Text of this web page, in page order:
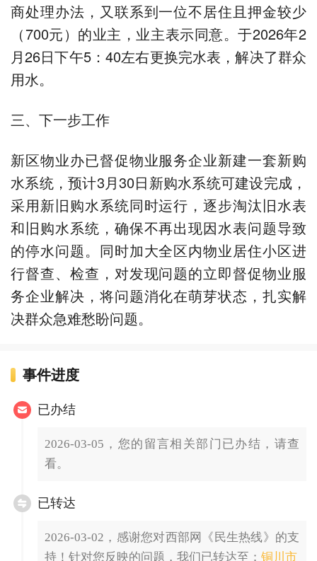
商处理办法，又联系到一位不居住且押金较少
（700元）的业主，业主表示同意。于2026年2
月26日下午5：40左右更换完水表，解决了群众
用水。
三、下一步工作
新区物业办已督促物业服务企业新建一套新购
水系统，预计3月30日新购水系统可建设完成，
采用新旧购水系统同时运行，逐步淘汰旧水表
和旧购水系统，确保不再出现因水表问题导致
的停水问题。同时加大全区内物业居住小区进
行督查、检查，对发现问题的立即督促物业服
务企业解决，将问题消化在萌芽状态，扎实解
决群众急难愁盼问题。
事件进度
已办结
2026-03-05，您的留言相关部门已办结，请查
看。
已转达
2026-03-02，感谢您对西部网《民生热线》的支
持！针对您反映的问题，我们已转达至： 铜川市